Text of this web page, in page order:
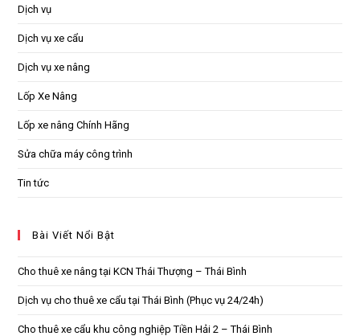
Dịch vụ
Dịch vụ xe cẩu
Dịch vụ xe nâng
Lốp Xe Nâng
Lốp xe nâng Chính Hãng
Sửa chữa máy công trình
Tin tức
Bài Viết Nổi Bật
Cho thuê xe nâng tại KCN Thái Thượng – Thái Bình
Dịch vụ cho thuê xe cẩu tại Thái Bình (Phục vụ 24/24h)
Cho thuê xe cẩu khu công nghiệp Tiền Hải 2 – Thái Bình